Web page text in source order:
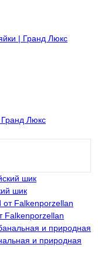
| Гранд Люкс
Люкс
шик
Falkenporzellan
и природная